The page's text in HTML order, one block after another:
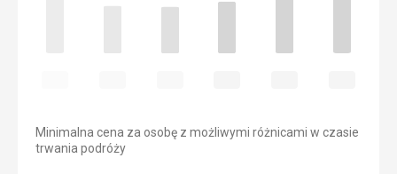
Minimalna cena za osobę z możliwymi różnicami w czasie
trwania podróży